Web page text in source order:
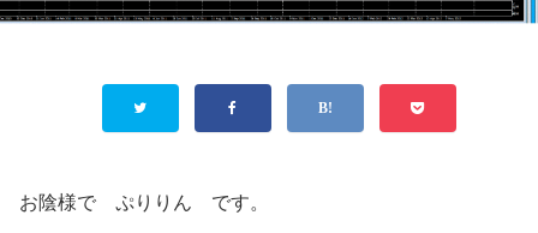
お陰様で ぷりりん です。